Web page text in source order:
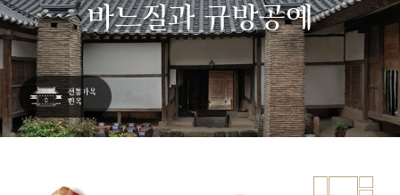
바느질과 규방공예